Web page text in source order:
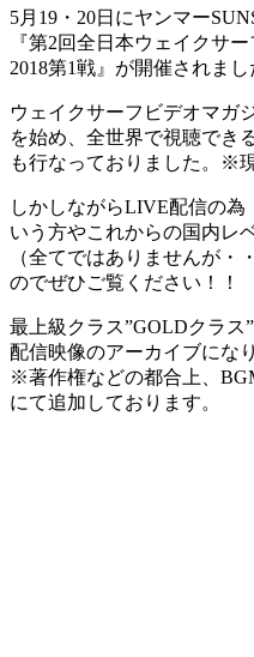
5月19・20日にヤンマー
『第2回全日本ウェイクサ
2018第1戦』が開催されまし
ウェイクサーフビデオマガ
を始め、全世界で視聴でき
も行なっておりました。※
しかしながらLIVE配信の為
いう方やこれからの国内レ
（全てではありませんが・
のでぜひご覧ください！！
最上級クラス”GOLDクラス
配信映像のアーカイブにな
※著作権などの都合上、
にて追加しております。